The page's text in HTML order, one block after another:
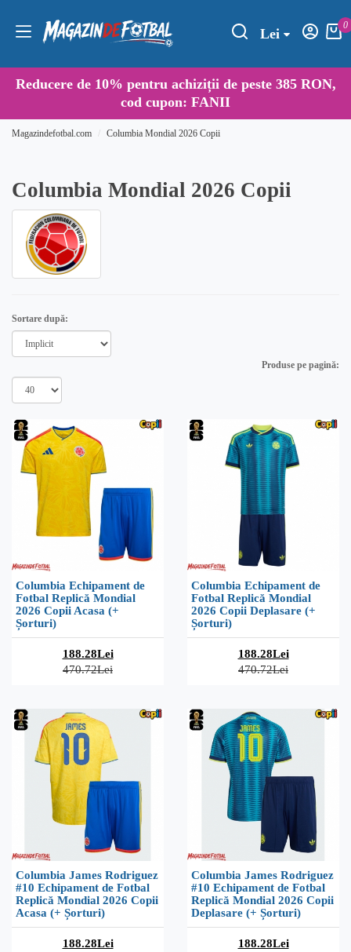
Lei
0
Reducere de 10% pentru achiziții de peste 385 RON,
cod cupon: FANII
Magazindefotbal.com Columbia Mondial 2026 Copii
Columbia Mondial 2026 Copii
Sortare după:
Produse pe pagină:
Columbia Echipament de
Fotbal Replică Mondial
2026 Copii Acasa (+
Șorturi)
188.28Lei
470.72Lei
Columbia Echipament de
Fotbal Replică Mondial
2026 Copii Deplasare (+
Șorturi)
188.28Lei
470.72Lei
Columbia James Rodriguez
#10 Echipament de Fotbal
Replică Mondial 2026 Copii
Acasa (+ Șorturi)
188.28Lei
Columbia James Rodriguez
#10 Echipament de Fotbal
Replică Mondial 2026 Copii
Deplasare (+ Șorturi)
188.28Lei